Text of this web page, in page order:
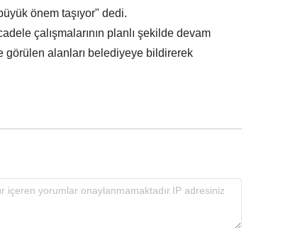
önem taşıyor" dedi.
çalışmalarının planlı şekilde devam
alanları belediyeye bildirerek